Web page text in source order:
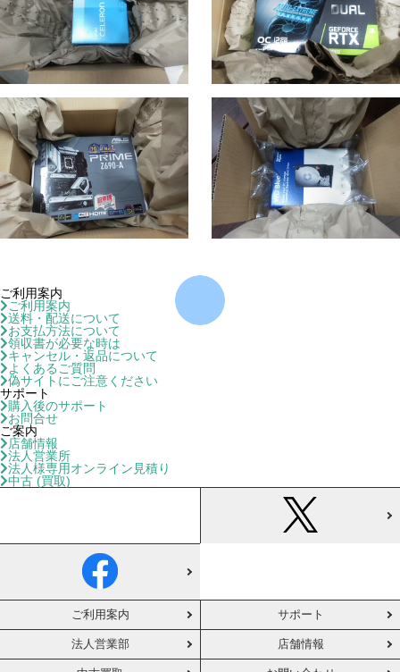
ご利用案内
ご利用案内
送料・配送について
お支払方法について
領収書が必要な時は
キャンセル・返品について
よくあるご質問
偽サイトにご注意ください
サポート
購入後のサポート
お問合せ
ご案内
店舗情報
法人営業所
法人様専用オンライン見積り
中古 (買取)
ご利用案内 サポート
法人営業部 店舗情報